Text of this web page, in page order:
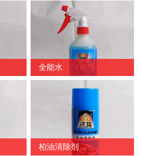
全能水
柏油清除剂